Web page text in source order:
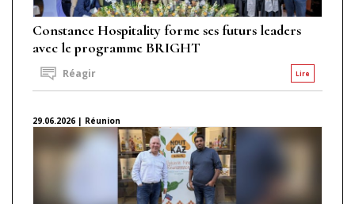
Constance Hospitality forme ses futurs leaders
avec le programme BRIGHT
Lire
Réagir
29.06.2026 | Réunion